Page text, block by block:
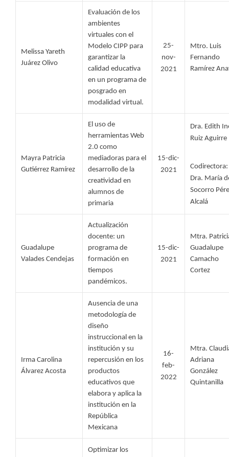
Melissa Yareth
Juárez Olivo
Evaluación de los
ambientes
virtuales con el
Modelo CIPP para
garantizar la
calidad educativa
en un programa de
posgrado en
modalidad virtual.
25-
nov-
2021
Mtro. Luis
Fernando
Ramírez
Mayra Patricia
Gutiérrez Ramírez
El uso de
herramientas Web
2.0 como
mediadoras para el
desarrollo de la
creatividad en
alumnos de
primaria
15-dic-
2021
Dra. Edith
Ruiz Aguirre
Codirectora:
Dra. María
Socorro
Alcalá
Guadalupe
Valades Cendejas
Actualización
docente: un
programa de
formación en
tiempos
pandémicos.
15-dic-
2021
Mtra.
Guadalupe
Camacho
Cortez
Irma Carolina
Álvarez Acosta
Ausencia de una
metodología de
diseño
instruccional en la
institución y su
repercusión en los
productos
educativos que
elabora y aplica la
institución en la
República
Mexicana
16-
feb-
2022
Mtra.
Adriana
González
Quintanilla
Optimizar los